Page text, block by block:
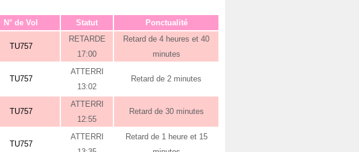
N° de Vol Statut Ponctualité
TU757
RETARDE
17:00
Retard de 4 heures et 40
minutes
TU757
ATTERRI
13:02
Retard de 2 minutes
TU757
ATTERRI
12:55
Retard de 30 minutes
TU757
ATTERRI
Retard de 1 heure et 15